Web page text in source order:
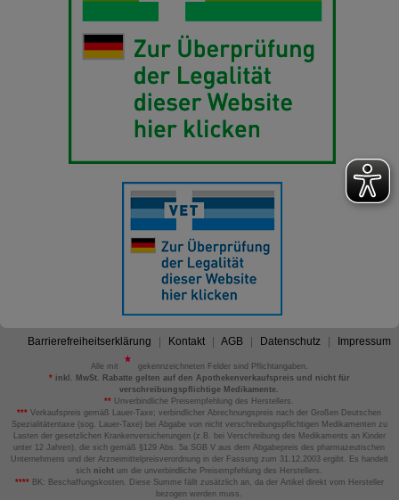
Barrierefreiheitserklärung Kontakt AGB Datenschutz Impressum
Alle mit
gekennzeichneten Felder sind Pflichtangaben.
*inkl. MwSt. Rabatte gelten auf den Apothekenverkaufspreis und nicht für
verschreibungspflichtige Medikamente.
** Unverbindliche Preisempfehlung des Herstellers.
*** Verkaufspreis gemäß Lauer-Taxe; verbindlicher Abrechnungspreis nach der Großen Deutschen
Spezialitätentaxe (sog. Lauer-Taxe) bei Abgabe von nicht verschreibungspflichtigen Medikamenten zu
Lasten der gesetzlichen Krankenversicherungen (z.B. bei Verschreibung des Medikaments an Kinder
unter 12 Jahren), die sich gemäß §129 Abs. 5a SGB V aus dem Abgabepreis des pharmazeutischen
Unternehmens und der Arzneimittelpreisverordnung in der Fassung zum 31.12.2003 ergibt. Es handelt
sich nicht um die unverbindliche Preisempfehlung des Herstellers.
****BK: Beschaffungskosten. Diese Summe fällt zusätzlich an, da der Artikel direkt vom Hersteller
bezogen werden muss.